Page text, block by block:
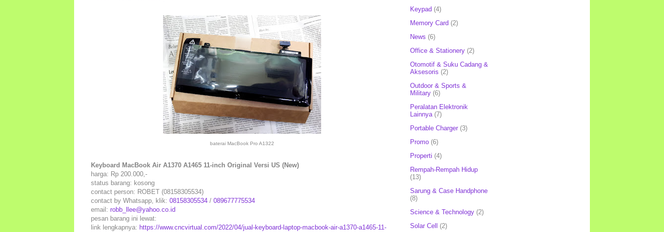
baterai MacBook Pro A1322
Keyboard MacBook Air A1370 A1465 11-inch Original Versi US (New)
harga: Rp 200.000,-
status barang: kosong
contact person: ROBET (08158305534)
contact by Whatsapp, klik: 08158305534 / 089677775534
email: robb_llee@yahoo.co.id
pesan barang ini lewat:
link lengkapnya: https://www.cncvirtual.com/2022/04/jual-keyboard-laptop-macbook-air-a1370-a1465-11-
Keypad (4)
Memory Card (2)
News (6)
Office & Stationery (2)
Otomotif & Suku Cadang &
Aksesoris (2)
Outdoor & Sports &
Military (6)
Peralatan Elektronik
Lainnya (7)
Portable Charger (3)
Promo (6)
Properti (4)
Rempah-Rempah Hidup
(13)
Sarung & Case Handphone
(8)
Science & Technology (2)
Solar Cell (2)